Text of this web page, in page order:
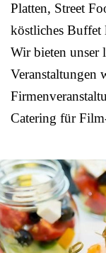
Platten, Street
köstliches Buffet
Wir bieten unser
Veranstaltungen
Catering für